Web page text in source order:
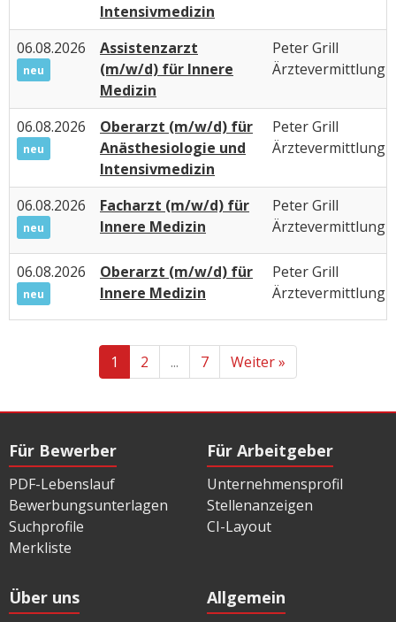
Intensivmedizin
06.08.2026
neu
Assistenzarzt
(m/w/d) für Innere
Medizin
Peter Grill
Ärztevermittlung
06.08.2026
neu
Oberarzt (m/w/d) für
Anästhesiologie und
Intensivmedizin
Peter Grill
Ärztevermittlung
06.08.2026
neu
Facharzt (m/w/d) für
Innere Medizin
Peter Grill
Ärztevermittlung
06.08.2026
neu
Oberarzt (m/w/d) für
Innere Medizin
Peter Grill
Ärztevermittlung
1 2 ... 7 Weiter »
Für Bewerber
PDF-Lebenslauf
Bewerbungsunterlagen
Suchprofile
Merkliste
Für Arbeitgeber
Unternehmensprofil
Stellenanzeigen
CI-Layout
Über uns Allgemein